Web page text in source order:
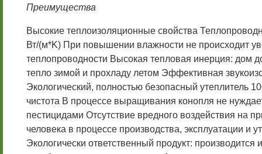
Преимущества
Высокие теплоизоляционные свойства
Вт/(м*K) При повышении влажности не происходит
теплопроводности Высокая тепловая инерция: дом
тепло зимой и прохладу летом Эффективная
Экологический, полностью безопасный утеплитель
чистота В процессе выращивания конопля не
пестицидами Отсутствие вредного воздействия на
человека в процессе производства, эксплуатации и
Экологически ответственный продукт: производится